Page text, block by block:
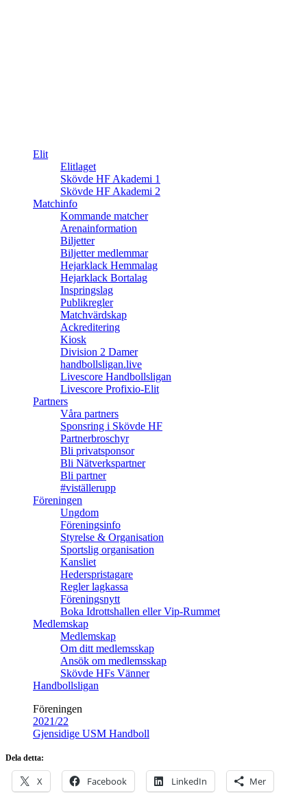
Elit
Elitlaget
Skövde HF Akademi 1
Skövde HF Akademi 2
Matchinfo
Kommande matcher
Arenainformation
Biljetter
Biljetter medlemmar
Hejarklack Hemmalag
Hejarklack Bortalag
Inspringslag
Publikregler
Matchvärdskap
Ackreditering
Kiosk
Division 2 Damer
handbollsligan.live
Livescore Handbollsligan
Livescore Profixio-Elit
Partners
Våra partners
Sponsring i Skövde HF
Partnerbroschyr
Bli privatsponsor
Bli Nätverkspartner
Bli partner
#viställerupp
Föreningen
Ungdom
Föreningsinfo
Styrelse & Organisation
Sportslig organisation
Kansliet
Hederspristagare
Regler lagkassa
Föreningsnytt
Boka Idrottshallen eller Vip-Rummet
Medlemskap
Medlemskap
Om ditt medlemsskap
Ansök om medlemsskap
Skövde HFs Vänner
Handbollsligan
Föreningen
2021/22
Gjensidige USM Handboll
Dela detta:
X Facebook LinkedIn Mer